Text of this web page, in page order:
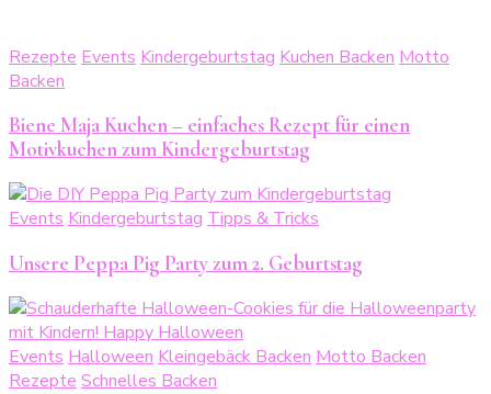
Rezepte Events Kindergeburtstag Kuchen Backen Motto
Backen
Biene Maja Kuchen – einfaches Rezept für einen
Motivkuchen zum Kindergeburtstag
Events Kindergeburtstag Tipps & Tricks
Unsere Peppa Pig Party zum 2. Geburtstag
Events Halloween Kleingebäck Backen Motto Backen
Rezepte Schnelles Backen